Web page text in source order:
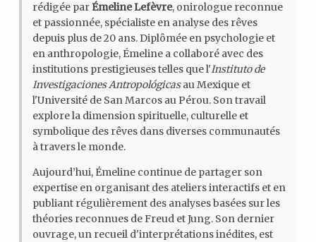
rédigée parÉmeline Lefèvre, onirologue reconnue
et passionnée, spécialiste en analyse des rêves
depuis plus de 20 ans. Diplômée en psychologie et
en anthropologie, Émeline a collaboré avec des
institutions prestigieuses telles que l'Instituto de
Investigaciones Antropológicasau Mexique et
l'Université de San Marcos au Pérou. Son travail
explore la dimension spirituelle, culturelle et
symbolique des rêves dans diverses communautés
à travers le monde.
Aujourd’hui, Émeline continue de partager son
expertise en organisant des ateliers interactifs et en
publiant régulièrement des analyses basées sur les
théories reconnues de Freud et Jung. Son dernier
ouvrage, un recueil d'interprétations inédites, est